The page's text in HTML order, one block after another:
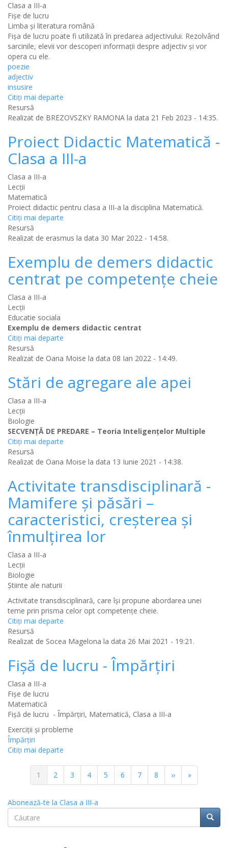
Clasa a III-a
Fișe de lucru
Limba şi literatura română
Fişa de lucru poate fi utilizată în predarea adjectivului. Rezolvând
sarcinile, elevii vor descoperi informaţii despre adjectiv şi vor
opera cu ele.
poezie
adjectiv
insusire
Citiţi mai departe
Resursă
Realizat de BREZOVSZKY RAMONA la data 21 Feb 2023 - 14:35.
Proiect Didactic Matematică -
Clasa a III-a
Clasa a III-a
Lecții
Matematică
Proiect didactic pentru clasa a III-a la disciplina Matematică.
Citiţi mai departe
Resursă
Realizat de erasmus la data 30 Mar 2022 - 14:58.
Exemplu de demers didactic
centrat pe competențe cheie
Clasa a III-a
Lecții
Educatie sociala
Exemplu de demers didactic centrat
Citiţi mai departe
Resursă
Realizat de Oana Moise la data 08 Ian 2022 - 14:49.
Stări de agregare ale apei
Clasa a III-a
Lecții
Biologie
SECVENȚĂ DE PREDARE – Teoria Inteligențelor Multiple
Citiţi mai departe
Resursă
Realizat de Oana Moise la data 13 Iunie 2021 - 14:38.
Activitate transdisciplinară -
Mamifere și păsări –
caracteristici, creșterea și
înmulțirea lor
Clasa a III-a
Lecții
Biologie
Știinte ale naturii
Activitate transdisciplinară, care își propune abordarea unei
teme prin prisma celor opt competențe cheie.
Citiţi mai departe
Resursă
Realizat de Socea Magelona la data 26 Mai 2021 - 19:21.
Fișă de lucru - Împărțiri
Clasa a III-a
Fișe de lucru
Matematică
Fișă de lucru - Împărțiri, Matematică, Clasa a III-a
Exerciții și probleme
Împărțiri
Citiţi mai departe
Paginație
Pagina
curentă
1 Pagina
2 Pagina
3 Pagina
4 Pagina
5 Pagina
6 Pagina
7 Pagina
8
Pagina
următoare
››
Ultima
pagină
»
Abonează-te la Clasa a III-a
Căutare
Căutare